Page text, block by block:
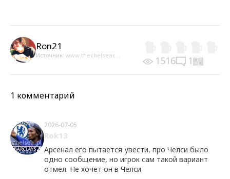
Ron21
Источник: www.thechelseac... 1516 1
1 комментарий
2026-07-05
Rok13
Арсенал его пытается увести, про Челси было
одно сообщение, но игрок сам такой вариант
отмел. Не хочет он в Челси